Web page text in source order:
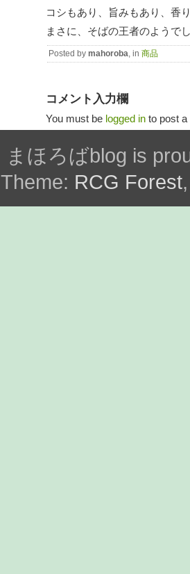
コシもあり、旨みもあり、香
まさに、そばの王者のようで
Posted by mahoroba , in 商品
コメント入力欄
You must be logged in to post
まほろばblog is
Theme: RCG Forest